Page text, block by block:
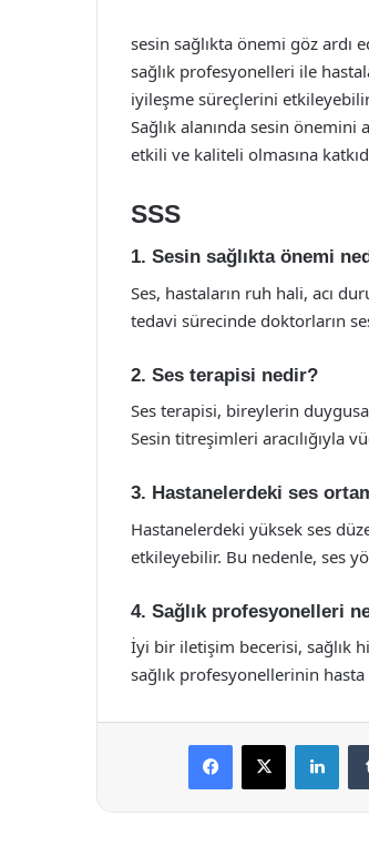
sesin sağlıkta önemi göz ardı
sağlık profesyonelleri ile
iyileşme süreçlerini
Sağlık alanında sesin
etkili ve kaliteli olmasına
SSS
1. Sesin sağlıkta önemi
Ses, hastaların ruh hali, acı
tedavi sürecinde doktorların
2. Ses terapisi nedir?
Ses terapisi, bireylerin
Sesin titreşimleri aracılığıyla
3. Hastanelerdeki ses
Hastanelerdeki yüksek ses
etkileyebilir. Bu nedenle, ses
4. Sağlık profesyonelleri
İyi bir iletişim becerisi, sağlık
sağlık profesyonellerinin
Facebook
X